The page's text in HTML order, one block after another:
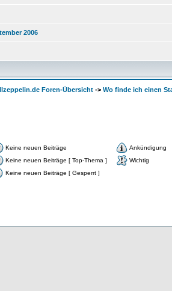
2006
Foren-Übersicht -> Wo finde ich einen
Keine neuen Beiträge
Ankündigung
Keine neuen Beiträge [ Top-Thema ]
Wichtig
Keine neuen Beiträge [ Gesperrt ]